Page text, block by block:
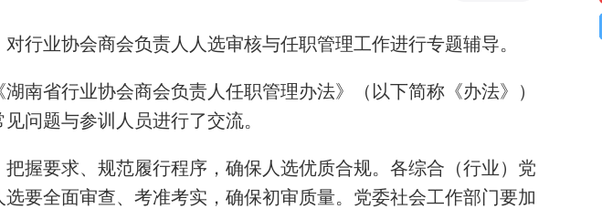
行业协会商会负责人人选审核与任职管理工作进行专题辅导。
南省行业协会商会负责人任职管理办法》（以下简称《办法》）
问题与参训人员进行了交流。
握要求、规范履行程序，确保人选优质合规。各综合（行业）党
要全面审查、考准考实，确保初审质量。党委社会工作部门要加